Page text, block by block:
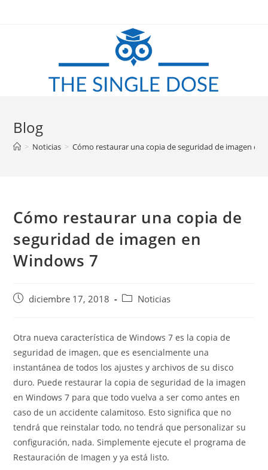
Blog
> Noticias > Cómo restaurar una copia de seguridad de imagen en
Cómo restaurar una copia de
seguridad de imagen en
Windows 7
Publicación
entrada:
diciembre 17, 2018
Categoría
entrada:
Noticias
Otra nueva característica de Windows 7 es la copia de
seguridad de imagen, que es esencialmente una
instantánea de todos los ajustes y archivos de su disco
duro. Puede restaurar la copia de seguridad de la imagen
en Windows 7 para que todo vuelva a ser como antes en
caso de un accidente calamitoso. Esto significa que no
tendrá que reinstalar todo, no tendrá que personalizar su
configuración, nada. Simplemente ejecute el programa de
Restauración de Imagen y ya está listo.